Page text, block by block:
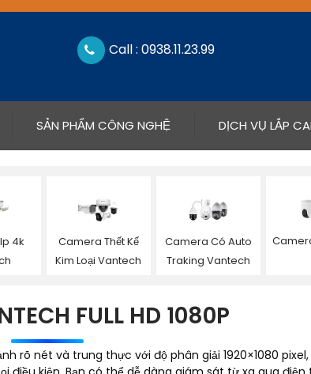
Call : 0938.11.23.99
SẢN PHẨM CÔNG NGHỆ DỊCH VỤ LẮP
4k
Camera Thết Kế
Kim Loại Vantech
Camera Có Auto
Traking Vantech
FULL HD 1080P
rõ nét và trung thực với độ phân giải 1920×1080